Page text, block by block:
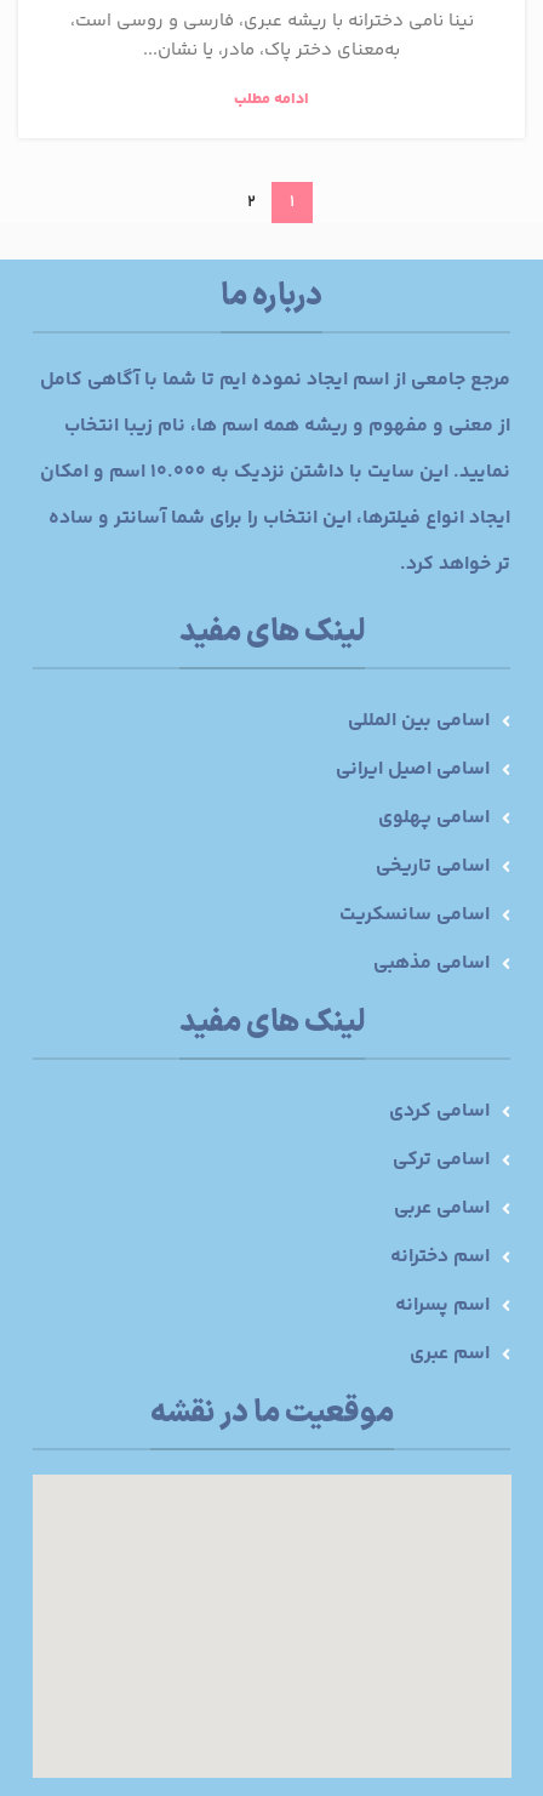
نینا نامی دخترانه با ریشه عبری، فارسی و روسی است،
به‌معنای دختر پاک، مادر، یا نشان...
ادامه مطلب
1
2
درباره ما
مرجع جامعی از اسم ایجاد نموده ایم تا شما با آگاهی کامل
از معنی و مفهوم و ریشه همه اسم ها، نام زیبا انتخاب
نمایید. این سایت با داشتن نزدیک به 10.000 اسم و امکان
ایجاد انواع فیلترها، این انتخاب را برای شما آسانتر و ساده
تر خواهد کرد.
لینک های مفید
اسامی بین المللی
اسامی اصیل ایرانی
اسامی پهلوی
اسامی تاریخی
اسامی سانسکریت
اسامی مذهبی
لینک های مفید
اسامی کردی
اسامی ترکی
اسامی عربی
اسم دخترانه
اسم پسرانه
اسم عبری
موقعیت ما در نقشه